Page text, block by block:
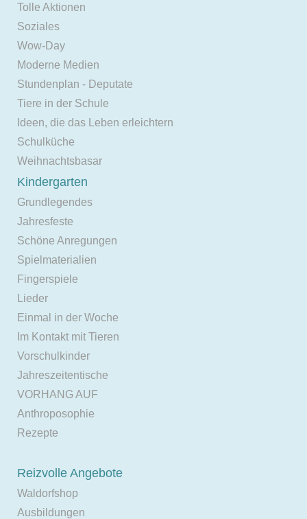
Tolle Aktionen
Soziales
Wow-Day
Moderne Medien
Stundenplan - Deputate
Tiere in der Schule
Ideen, die das Leben erleichtern
Schulküche
Weihnachtsbasar
Kindergarten
Grundlegendes
Jahresfeste
Schöne Anregungen
Spielmaterialien
Fingerspiele
Lieder
Einmal in der Woche
Im Kontakt mit Tieren
Vorschulkinder
Jahreszeitentische
VORHANG AUF
Anthroposophie
Rezepte
Reizvolle Angebote
Waldorfshop
Ausbildungen